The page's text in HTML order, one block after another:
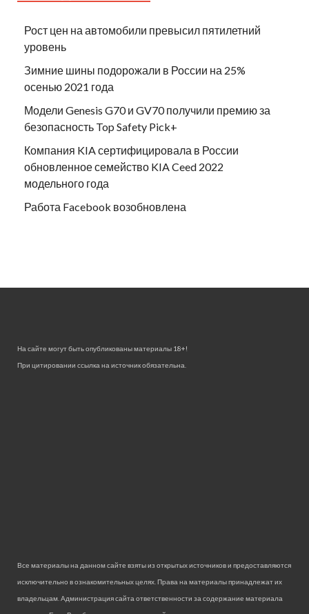
Рост цен на автомобили превысил пятилетний
уровень
Зимние шины подорожали в России на 25%
осенью 2021 года
Модели Genesis G70 и GV70 получили премию за
безопасность Top Safety Pick+
Компания KIA сертифицировала в России
обновленное семейство KIA Ceed 2022
модельного года
Работа Facebook возобновлена
На сайте могут быть опубликованы материалы 18+!
При цитировании ссылка на источник обязательна.
Все материалы на данном сайте взяты из открытых источников и предоставляются
исключительно в ознакомительных целях. Права на материалы принадлежат их
владельцам. Администрация сайта ответственности за содержание материала